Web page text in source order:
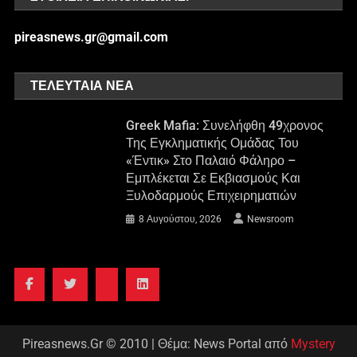
pireasnews.gr@gmail.com
ΤΕΛΕΥΤΑΊΑ ΝΈΑ
Greek Mafia: Συνελήφθη 49χρονος
Της Εγκληματικής Ομάδας Του
«Έντικ» Στο Παλαιό Φάληρο –
Εμπλέκεται Σε Εκβιασμούς Και
Ξυλοδαρμούς Επιχειρηματιών
8 Αυγούστου, 2026 Newsroom
Pireasnews.Gr © 2010 | Θέμα: News Portal από Mystery